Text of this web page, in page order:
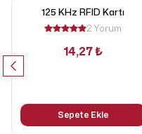
125 KHz RFID Kartı
2 Yorum
14,27 ₺
Sepete Ekle